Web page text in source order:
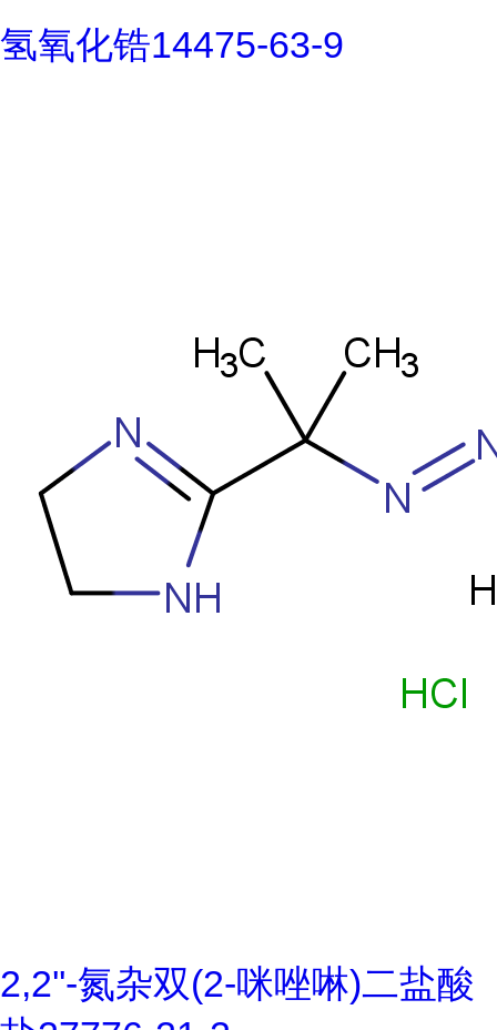
氢氧化锆14475-63-9
2,2''-氮杂双(2-咪唑啉)二盐酸